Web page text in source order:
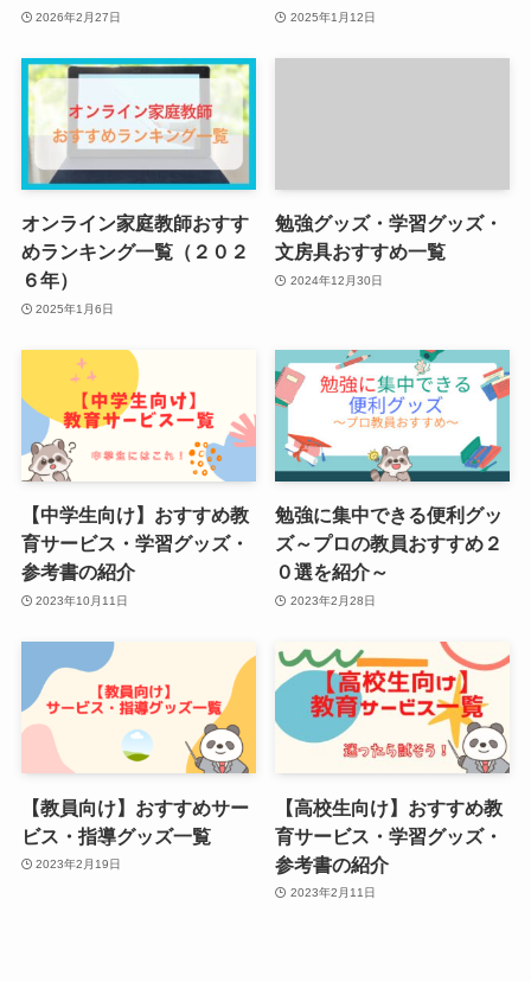
2026年2月27日 2025年1月12日
オンライン家庭教師おすす
めランキング一覧（２０２
６年）
2025年1月6日
勉強グッズ・学習グッズ・
文房具おすすめ一覧
2024年12月30日
【中学生向け】おすすめ教
育サービス・学習グッズ・
参考書の紹介
2023年10月11日
勉強に集中できる便利グッ
ズ～プロの教員おすすめ２
０選を紹介～
2023年2月28日
【教員向け】おすすめサー
ビス・指導グッズ一覧
2023年2月19日
【高校生向け】おすすめ教
育サービス・学習グッズ・
参考書の紹介
2023年2月11日